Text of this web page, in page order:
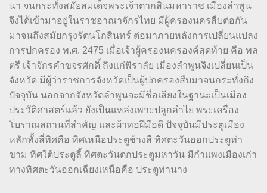
นา จนกระทั่งสมัยสมเด็จพระเจ้าตากสินมหาราช เมืองลำพูน
จึงได้เข้ามาอยู่ในราชอาณาจักรไทย มีผู้ครองนครสืบต่อกัน
มาจนถึงสมัยกรุงรัตนโกสินทร์ ต่อมาภายหลังการเปลี่ยนแปลง
การปกครอง พ.ศ. 2475 เมื่อเจ้าผู้ครองนครองค์สุดท้าย คือ พล
ตรี เจ้าจักรคำขจรศักดิ์ ถึงแก่พิราลัย เมืองลำพูนจึงเปลี่ยนเป็น
จังหวัด มีผู้ว่าราชการจังหวัดเป็นผู้ปกครองสืบมาจนกระทั่งถึง
ปัจจุบัน นอกจากจังหวัดลำพูนจะมีชื่อเสียงในฐานะเป็นเมือง
ประวัติศาสตร์แล้ว ยังเป็นแหล่งเพาะปลูกลำไย พระเครื่อง
โบราณสถานที่สำคัญ และผ้าทอฝีมือดี ปัจจุบันมีประตูเมือง
หลักทั้งสี่ทิศคือ ทิศเหนือประตูช้างสี ทิศตะวันออกประตูท่า
ขาม ทิศใต้ประตูลี้ ทิศตะวันตกประตูมหาวัน มีกำแพงเมืองเก่า
ทางทิศตะวันออกเฉียงเหนือคือ ประตูท่านาง